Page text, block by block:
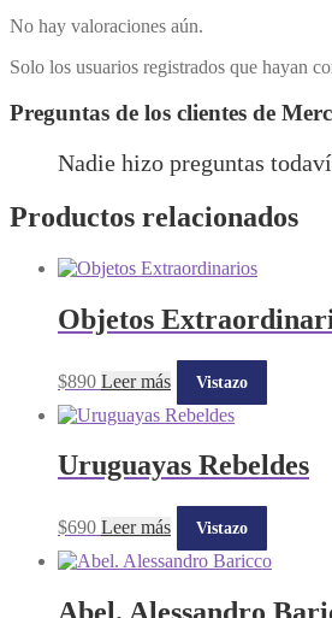
No hay valoraciones aún.
Solo los usuarios registrados que hayan
Preguntas de los clientes de
Nadie hizo preguntas
Productos relacionados
Objetos
$890 Leer más Vistazo
Uruguayas Rebeldes
$690 Leer más Vistazo